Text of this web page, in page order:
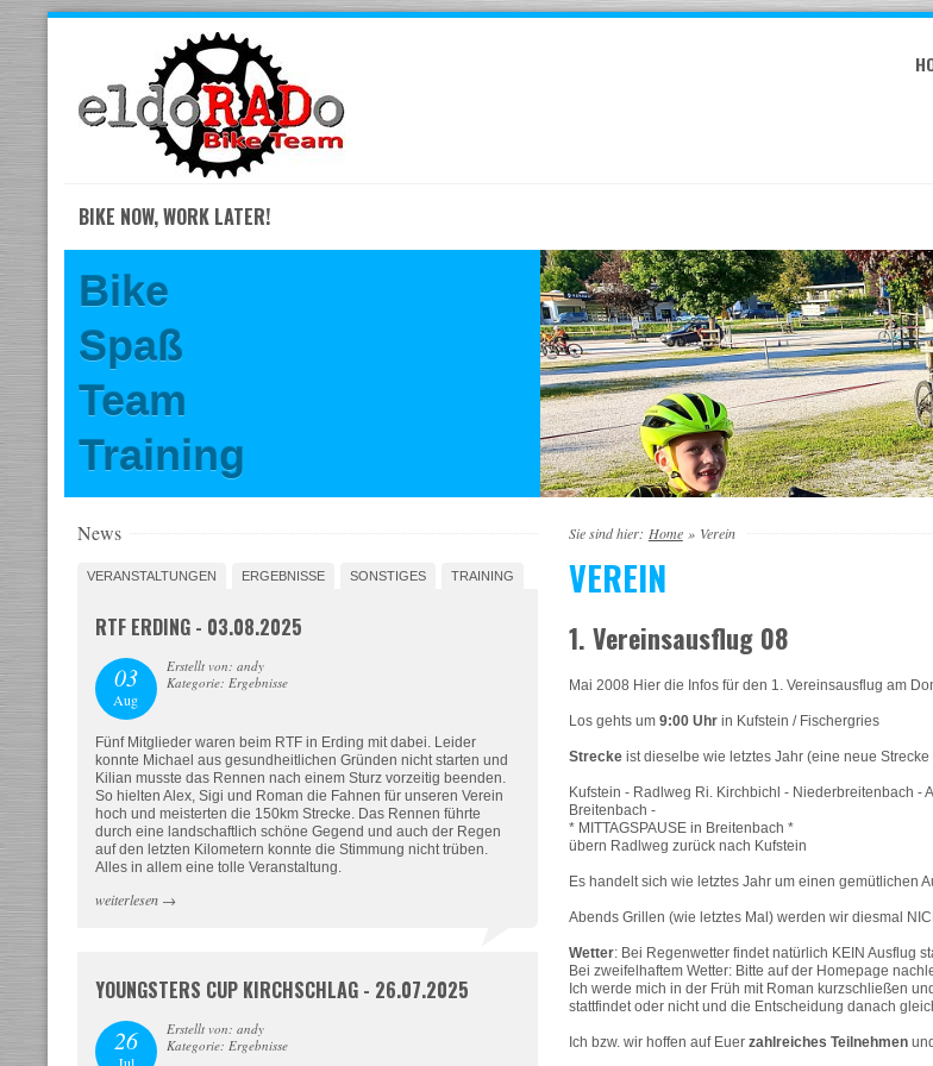
content
BIKE NOW, WORK LATER!
Bike
Spaß
Team
Training
Sie sind hier: Home » Verein
VEREIN
1. Vereinsausflug 08
Mai 2008 Hier die Infos für den 1. Vereinsausflug am
Los gehts um 9:00 Uhrin Kufstein / Fischergries
Strecke ist dieselbe wie letztes Jahr (eine neue Strecke
Kufstein - Radlweg Ri. Kirchbichl - Niederbreitenbach -
Breitenbach -
* MITTAGSPAUSE in Breitenbach *
übern Radlweg zurück nach Kufstein
Es handelt sich wie letztes Jahr um einen gemütlichen
Abends Grillen (wie letztes Mal) werden wir diesmal
Wetter: Bei Regenwetter findet natürlich KEIN Ausflug
Bei zweifelhaftem Wetter: Bitte auf der Homepage
Ich werde mich in der Früh mit Roman kurzschließen
stattfindet oder nicht und die Entscheidung danach
Ich bzw. wir hoffen auf Euer zahlreiches Teilnehmen
News
VERANSTALTUNGEN ERGEBNISSE SONSTIGES TRAINING
RTF ERDING - 03.08.2025
03
Aug
Erstellt von: andy
Kategorie: Ergebnisse
Fünf Mitglieder waren beim RTF in Erding mit dabei. Leider
konnte Michael aus gesundheitlichen Gründen nicht starten und
Kilian musste das Rennen nach einem Sturz vorzeitig beenden.
So hielten Alex, Sigi und Roman die Fahnen für unseren Verein
hoch und meisterten die 150km Strecke. Das Rennen führte
durch eine landschaftlich schöne Gegend und auch der Regen
auf den letzten Kilometern konnte die Stimmung nicht trüben.
Alles in allem eine tolle Veranstaltung.
weiterlesen→
YOUNGSTERS CUP KIRCHSCHLAG - 26.07.2025
26
Erstellt von: andy
Kategorie: Ergebnisse